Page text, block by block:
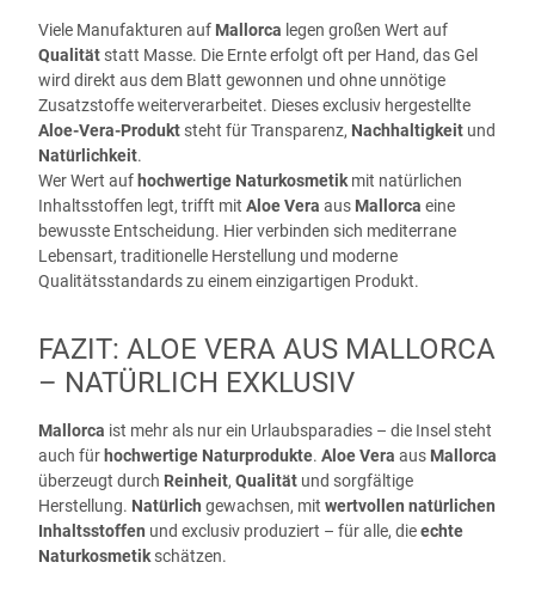
Viele Manufakturen auf Mallorca legen großen Wert auf
Qualität statt Masse. Die Ernte erfolgt oft per Hand, das Gel
wird direkt aus dem Blatt gewonnen und ohne unnötige
Zusatzstoffe weiterverarbeitet. Dieses exclusiv hergestellte
Aloe-Vera-Produkt steht für Transparenz, Nachhaltigkeit und
Natürlichkeit.
Wer Wert auf hochwertige Naturkosmetik mit natürlichen
Inhaltsstoffen legt, trifft mit Aloe Vera aus Mallorca eine
bewusste Entscheidung. Hier verbinden sich mediterrane
Lebensart, traditionelle Herstellung und moderne
Qualitätsstandards zu einem einzigartigen Produkt.
FAZIT: ALOE VERA AUS MALLORCA
– NATÜRLICH EXKLUSIV
Mallorca ist mehr als nur ein Urlaubsparadies – die Insel steht
auch für hochwertige Naturprodukte. Aloe Vera aus Mallorca
überzeugt durch Reinheit, Qualität und sorgfältige
Herstellung. Natürlich gewachsen, mit wertvollen natürlichen
Inhaltsstoffen und exclusiv produziert – für alle, dieechte
Naturkosmetik schätzen.